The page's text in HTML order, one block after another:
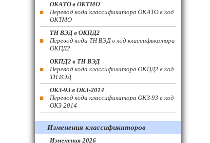
ОКАТО в ОКТМО
Перевод кода классификатора ОКАТО в код
ОКТМО
ТН ВЭД в ОКПД2
Перевод кода ТН ВЭД в код классификатора
ОКПД2
ОКПД2 в ТН ВЭД
Перевод кода классификатора ОКПД2 в код
ТН ВЭД
ОКЗ-93 в ОКЗ-2014
Перевод кода классификатора ОКЗ-93 в код
ОКЗ-2014
Изменения классификаторов
Изменения 2026